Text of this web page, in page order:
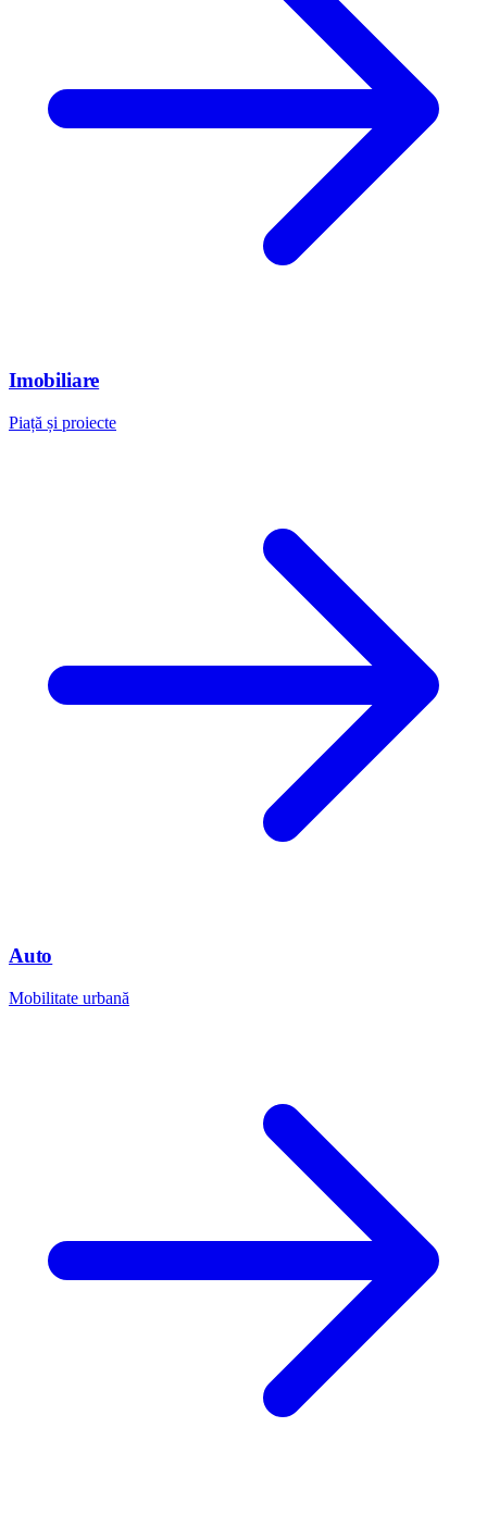
Imobiliare
Piață și proiecte
Auto
Mobilitate urbană